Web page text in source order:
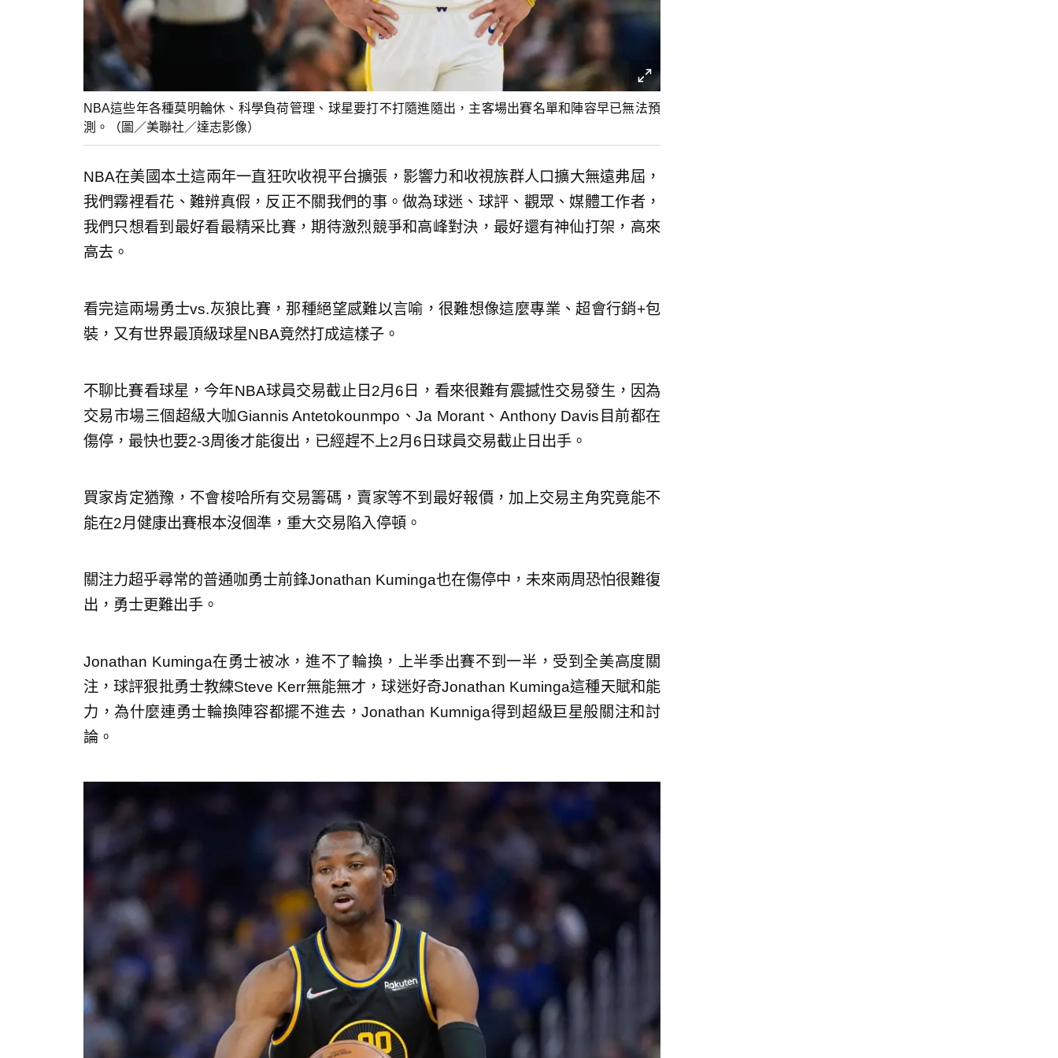
NBA這些年各種莫明輪休、科學負荷管理、球星要打不打隨進隨出，主客場出賽名單和陣容早已無法預
測。（圖／美聯社／達志影像）
NBA在美國本土這兩年一直狂吹收視平台擴張，影響力和收視族群人口擴大無遠弗屆，
我們霧裡看花、難辨真假，反正不關我們的事。做為球迷、球評、觀眾、媒體工作者，
我們只想看到最好看最精采比賽，期待激烈競爭和高峰對決，最好還有神仙打架，高來
高去。
看完這兩場勇士vs.灰狼比賽，那種絕望感難以言喻，很難想像這麼專業、超會行銷+包
裝，又有世界最頂級球星NBA竟然打成這樣子。
不聊比賽看球星，今年NBA球員交易截止日2月6日，看來很難有震撼性交易發生，因為
交易市場三個超級大咖Giannis Antetokounmpo、Ja Morant、Anthony Davis目前都在
傷停，最快也要2-3周後才能復出，已經趕不上2月6日球員交易截止日出手。
買家肯定猶豫，不會梭哈所有交易籌碼，賣家等不到最好報價，加上交易主角究竟能不
能在2月健康出賽根本沒個準，重大交易陷入停頓。
關注力超乎尋常的普通咖勇士前鋒Jonathan Kuminga也在傷停中，未來兩周恐怕很難復
出，勇士更難出手。
Jonathan Kuminga在勇士被冰，進不了輪換，上半季出賽不到一半，受到全美高度關
注，球評狠批勇士教練Steve Kerr無能無才，球迷好奇Jonathan Kuminga這種天賦和能
力，為什麼連勇士輪換陣容都擺不進去，Jonathan Kumniga得到超級巨星般關注和討
論。